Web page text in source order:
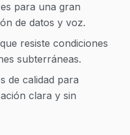
para una gran
de datos y voz.
resiste condiciones
subterráneas.
de calidad para
clara y sin